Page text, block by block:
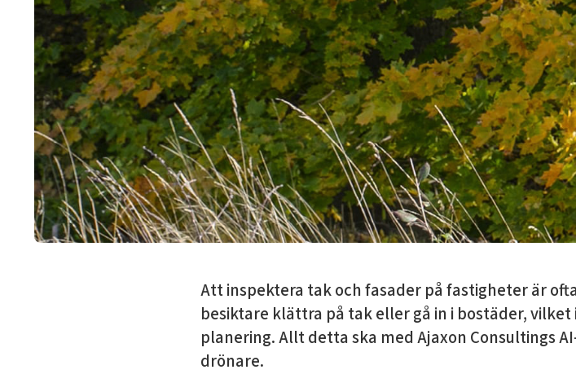
Att inspektera tak och fasader på fastigheter är
besiktare klättra på tak eller gå in i bostäder,
planering. Allt detta ska med Ajaxon Consultings
drönare.